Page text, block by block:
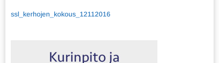
ssl_kerhojen_kokous_12112016